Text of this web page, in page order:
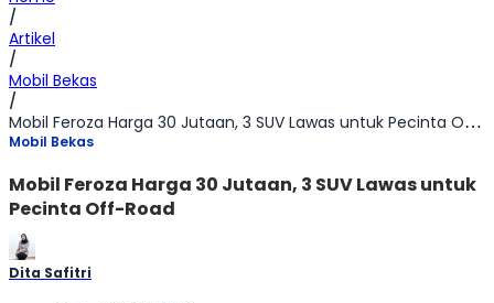
/
Artikel
/
Mobil Bekas
/
Mobil Feroza Harga 30 Jutaan, 3 SUV Lawas untuk Pecinta Off-Road
Mobil Bekas
Mobil Feroza Harga 30 Jutaan, 3 SUV Lawas untuk
Pecinta Off-Road
Dita Safitri